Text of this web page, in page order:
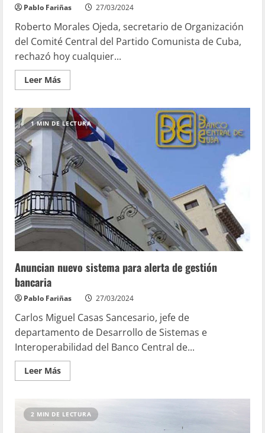
Pablo Fariñas 27/03/2024
Roberto Morales Ojeda, secretario de Organización
del Comité Central del Partido Comunista de Cuba,
rechazó hoy cualquier...
Leer Más
1 MIN DE LECTURA
Anuncian nuevo sistema para alerta de gestión
bancaria
Pablo Fariñas 27/03/2024
Carlos Miguel Casas Sancesario, jefe de
departamento de Desarrollo de Sistemas e
Interoperabilidad del Banco Central de...
Leer Más
2 MIN DE LECTURA